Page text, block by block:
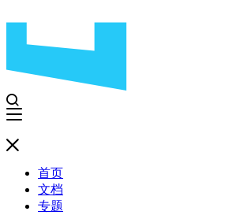
首页
文档
专题